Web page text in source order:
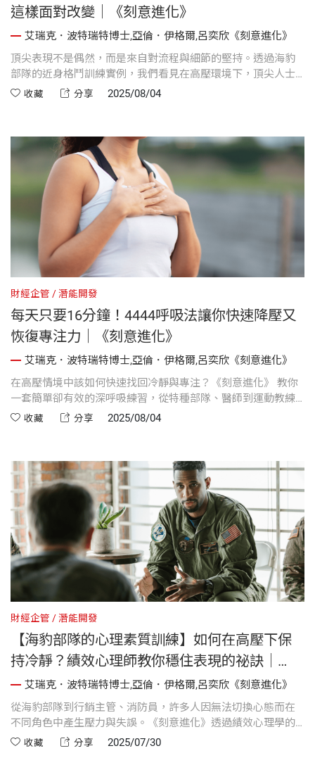
這樣面對改變｜《刻意進化》
艾瑞克．波特瑞特博士,亞倫．伊格爾,呂奕欣《刻意進化》
頂尖表現不是偶然，而是來自對流程與細節的堅持。透過海豹
部隊的近身格鬥訓練實例，我們看見在高壓環境下，頂尖人士
如何憑藉紀律、反覆演練與對改變的謹慎態度，持續進化並避
收藏 分享 2025/08/04
財經企管 潛能開發
每天只要16分鐘！4444呼吸法讓你快速降壓又
恢復專注力｜《刻意進化》
艾瑞克．波特瑞特博士,亞倫．伊格爾,呂奕欣《刻意進化》
在高壓情境中該如何快速找回冷靜與專注？《刻意進化》 教你
一套簡單卻有效的深呼吸練習，從特種部隊、醫師到運動教練
都在實踐。每天只要16分鐘，就能有效提升身心韌性、調節自
收藏 分享 2025/08/04
財經企管 潛能開發
【海豹部隊的心理素質訓練】如何在高壓下保
持冷靜？績效心理師教你穩住表現的祕訣｜
《刻意進化》
艾瑞克．波特瑞特博士,亞倫．伊格爾,呂奕欣《刻意進化》
從海豹部隊到行銷主管、消防員，許多人因無法切換心態而在
不同角色中產生壓力與失誤。《刻意進化》透過績效心理學的
訓練與儀式設計，可有效轉換心態、強化表現進而在壓力中保
收藏 分享 2025/07/30